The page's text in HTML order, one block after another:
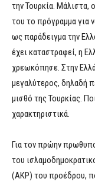
την Τουρκία. Μάλιστα,
του το πρόγραμμα για
ως παράδειγμα την
έχει καταστραφεί, η
χρεωκόπησε. Στην
μεγαλύτερος, δηλαδή
μισθό της Τουρκίας.
χαρακτηριστικά.
Για τον πρώην
του
(AKP) του προέδρου,